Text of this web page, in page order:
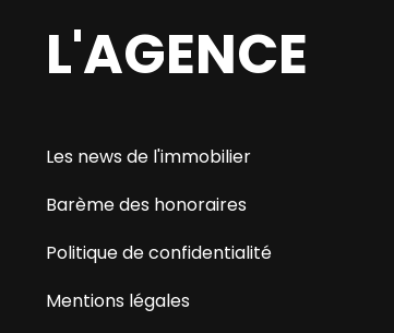
L'AGENCE
Les news de l'immobilier
Barème des honoraires
Politique de confidentialité
Mentions légales